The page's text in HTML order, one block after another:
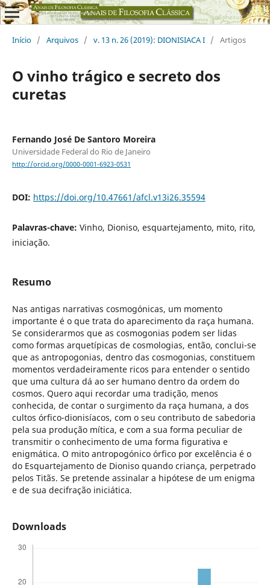
Início / Arquivos / v. 13 n. 26 (2019): DIONISIACA I / Artigos
O vinho trágico e secreto dos
curetas
Fernando José De Santoro Moreira
Universidade Federal do Rio de Janeiro
http://orcid.org/0000-0001-6923-0531
DOI: https://doi.org/10.47661/afcl.v13i26.35594
Palavras-chave: Vinho, Dioniso, esquartejamento, mito, rito,
iniciação.
Resumo
Nas antigas narrativas cosmogónicas, um momento
importante é o que trata do aparecimento da raça humana.
Se considerarmos que as cosmogonias podem ser lidas
como formas arquetípicas de cosmologias, então, conclui-se
que as antropogonias, dentro das cosmogonias, constituem
momentos verdadeiramente ricos para entender o sentido
que uma cultura dá ao ser humano dentro da ordem do
cosmos. Quero aqui recordar uma tradição, menos
conhecida, de contar o surgimento da raça humana, a dos
cultos órfico-dionisíacos, com o seu contributo de sabedoria
pela sua produção mítica, e com a sua forma peculiar de
transmitir o conhecimento de uma forma figurativa e
enigmática. O mito antropogónico órfico por excelência é o
do Esquartejamento de Dioniso quando criança, perpetrado
pelos Titãs. Se pretende assinalar a hipótese de um enigma
e de sua decifração iniciática.
Downloads